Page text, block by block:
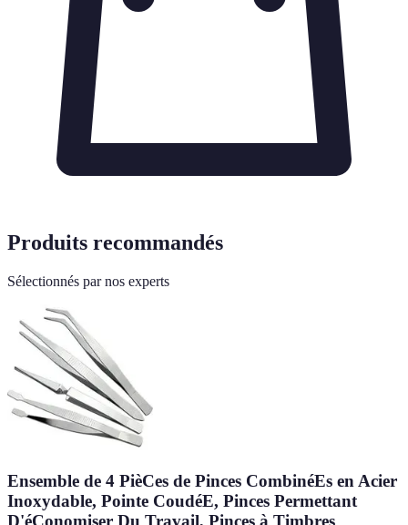
Produits recommandés
Sélectionnés par nos experts
Ensemble de 4 PièCes de Pinces CombinéEs en Acier
Inoxydable, Pointe CoudéE, Pinces Permettant
D'éConomiser Du Travail, Pinces à Timbres